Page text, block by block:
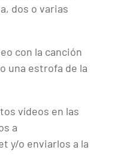
dos o varias
con la canción
una estrofa de la
vídeos en las
a
y/o enviarlos a la